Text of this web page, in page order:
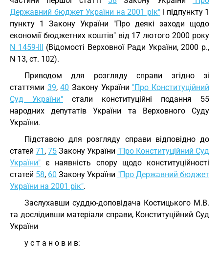
Державний бюджет України на 2001 рік"і підпункту 1
пункту 1 Закону України "Про деякі заходи щодо
економії бюджетних коштів" від 17 лютого 2000 року
N 1459-III (Відомості Верховної Ради України, 2000 р.,
N 13, ст. 102).
Приводом для розгляду справи згідно зі
статтями 39,40 Закону України "Про Конституційний
Суд України" стали конституційні подання 55
народних депутатів України та Верховного Суду
України.
Підставою для розгляду справи відповідно до
статей 71 , 75 Закону України "Про Конституційний Суд
України" є наявність спору щодо конституційності
статей 58, 60 Закону України "Про Державний бюджет
України на 2001 рік".
Заслухавши суддю-доповідача Костицького М.В.
та дослідивши матеріали справи, Конституційний Суд
України
у с т а н о в и в: